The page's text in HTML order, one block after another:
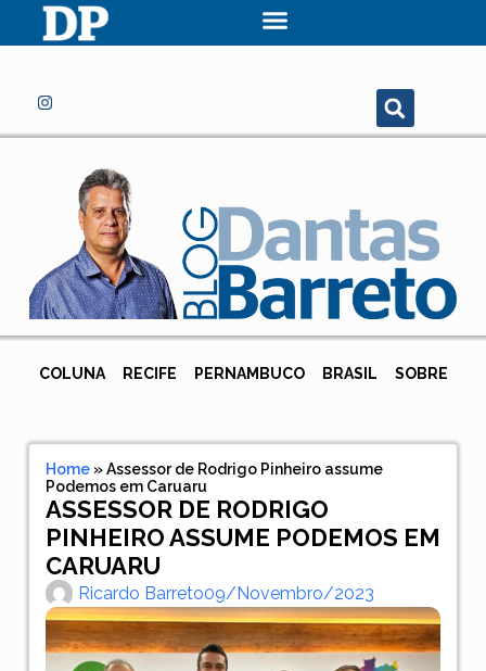
COLUNA RECIFE PERNAMBUCO BRASIL SOBRE
Home»Assessor de Rodrigo Pinheiro assume
Podemos em Caruaru
ASSESSOR DE RODRIGO
PINHEIRO ASSUME PODEMOS EM
CARUARU
Ricardo Barreto09/novembro/2023